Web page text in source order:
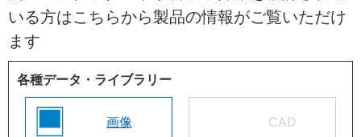
いる方はこちらから製品の情報がご覧いただけ
ます
各種データ・ライブラリー
画像 CAD